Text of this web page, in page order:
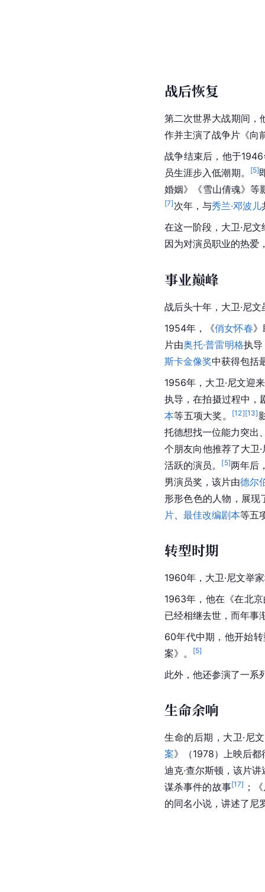
战后恢复
第二次世界大战期间，
作并主演了战争片《向
战争结束后，他于
员生涯步入低潮期。
[5]
婚姻》《雪山倩魂》等
[7] 次年，与秀兰·邓波儿
在这一阶段，大卫·尼
因为对演员职业的热爱
事业巅峰
战后头十年，大卫·尼
1954年，《俏女怀春
片由奥托·普雷明格执
斯卡金像奖中获得包括
1956年，大卫·尼文迎
执导，在拍摄过程中，
本等五项大奖。 [12][13]
托德想找一位能力突出
个朋友向他推荐了大卫
活跃的演员。
[5]两年后
男演员奖，该片由德尔
形形色色的人物，展现
片
最佳改编剧本等五
转型时期
1960年，大卫·尼文举
1963年，他在《在北
已经相继去世，而年事
60年代中期，他开始
案》。
[5]
此外，他还参演了一系
生命余响
生命的后期，大卫·尼
案》（1978）上映后
迪克·查尔斯顿，该片
谋杀事件的故事[17] ；
的同名小说，讲述了尼